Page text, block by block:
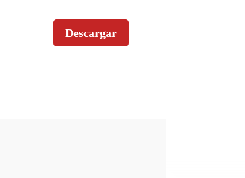
Descargar